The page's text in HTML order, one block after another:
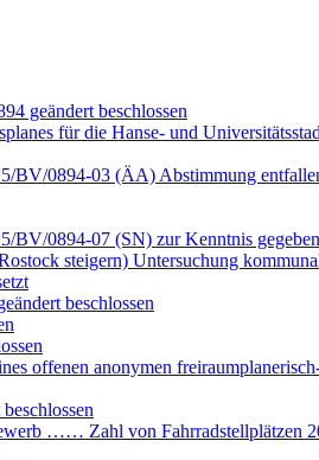
geändert beschlossen
für die Hanse- und
BV/0894-03 (ÄA) Abstimmung
BV/0894-07 (SN) zur Kenntnis gegeben
steigern) Untersuchung
beschlossen
offenen anonymen
…… Zahl von Fahrradstellplätzen